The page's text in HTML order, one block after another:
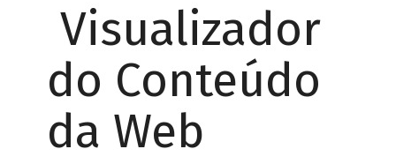
Visualizador
do Conteúdo
da Web